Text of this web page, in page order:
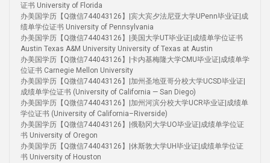
证书 University of Florida
办美国学历【Q微信744043126】|宾大宾夕法尼亚大学UPenn毕业证|成
绩单学位证书 University of Pennsylvania
办美国学历【Q微信744043126】|美国大学UT毕业证|成绩单学位证书
Austin Texas A&M University University of Texas at Austin
办美国学历【Q微信744043126】|卡内基梅隆大学CMU毕业证|成绩单学
位证书 Carnegie Mellon University
办美国学历【Q微信744043126】|加州圣地亚哥分校大学UCSD毕业证|
成绩单学位证书 (University of California — San Diego)
办美国学历【Q微信744043126】|加州河滨分校大学UCR毕业证|成绩单
学位证书 (University of California–Riverside)
办美国学历【Q微信744043126】|俄勒冈大学UO毕业证|成绩单学位证
书 University of Oregon
办美国学历【Q微信744043126】|休斯敦大学UH毕业证|成绩单学位证
书 University of Houston